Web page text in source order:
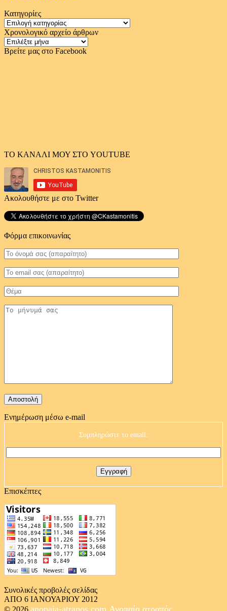
Κατηγορίες
Κατηγορίες
Χρονολογικό αρχείο άρθρων
Χρονολογικό
αρχείο
Βρείτε μας στο Facebook
ΤΟ ΚΑΝΑΛΙ ΜΟΥ ΣΤΟ YOUTUBE
Ακολουθήστε με στο Twitter
Φόρμα επικοινωνίας
Ενημέρωση μέσω e-mail
Συμπληρώστε το email:
Επισκέπτες
Συνολικές προβολές σελίδας
ΑΠΟ 6 ΙΑΝΟΥΑΡΙΟΥ 2012